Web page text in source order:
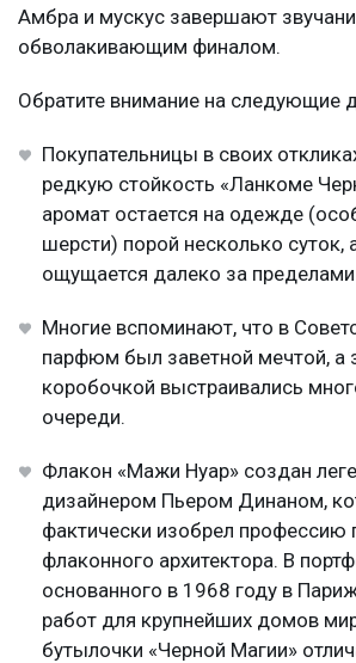
Амбра и мускус завершают
обволакивающим финалом.
Обратите внимание на следующие
Покупательницы в своих
редкую стойкость «Ланкоме
аромат остается на одежде
шерсти) порой несколько суток,
ощущается далеко за пределами
Многие вспоминают, что в
парфюм был заветной мечтой, а
коробочкой выстраивались
очереди.
Флакон «Мажи Нуар» создан
дизайнером Пьером Динаном,
фактически изобрел
флаконного архитектора. В
основанного в 1968 году в
работ для крупнейших домов
бутылочки «Черной Магии»